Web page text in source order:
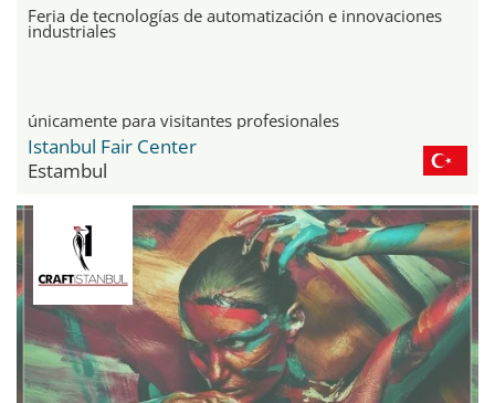
Feria de tecnologías de automatización e innovaciones
industriales
únicamente para visitantes profesionales
Istanbul Fair Center
Estambul